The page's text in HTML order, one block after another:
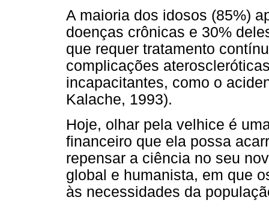
A maioria dos idosos (85%)
doenças crônicas e 30%
que requer tratamento
complicações
incapacitantes, como o
Kalache, 1993).
Hoje, olhar pela velhice é
financeiro que ela possa
repensar a ciência no seu
global e humanista, em que
às necessidades da